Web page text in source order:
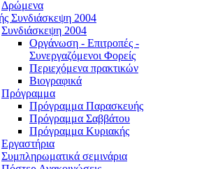
Δρώμενα
Συνδιάσκεψη 2004
Συνδιάσκεψη 2004
Οργάνωση - Επιτροπές -
Συνεργαζόμενοι Φορείς
Περιεχόμενα πρακτικών
Βιογραφικά
Πρόγραμμα
Πρόγραμμα Παρασκευής
Πρόγραμμα Σαββάτου
Πρόγραμμα Κυριακής
Εργαστήρια
Συμπληρωματικά σεμινάρια